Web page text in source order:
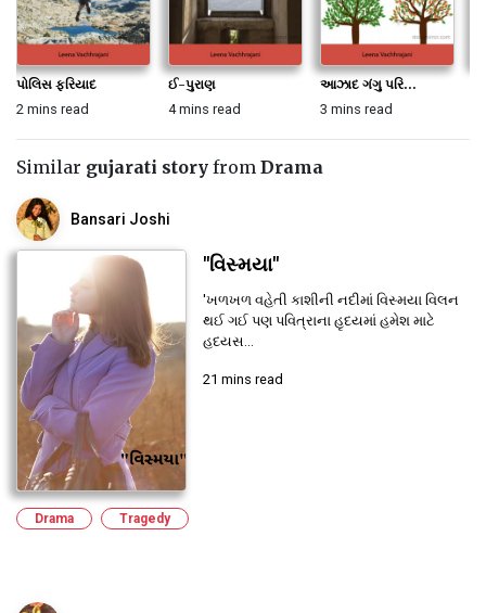
પોલિસ ફરિયાદ
2 mins read
ઈ-પુરાણ
4 mins read
આઝાદ ગંગુ પરિ...
3 mins read
Similar gujarati story from Drama
Bansari Joshi
"વિસ્મયા"
'ખળખળ વહેતી કાશીની નદીમાં વિસ્મયા વિલન
થઈ ગઈ પણ પવિત્રાના હૃદયમાં હમેશ માટે
હદયસ...
21 mins read
Drama Tragedy